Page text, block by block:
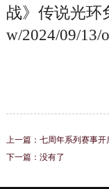
战》传说光环
w/2024/09/13/
上一篇： 七周年系列赛事
下一篇：没有了